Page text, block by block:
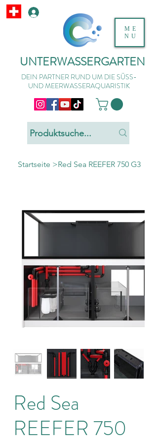
UNTERWASSERGARTEN
DEIN PARTNER RUND UM DIE SÜSS-
UND MEERWASSERAQUARISTIK
ME
NU
Startseite >Red Sea REEFER 750 G3
Red Sea
REEFER 750